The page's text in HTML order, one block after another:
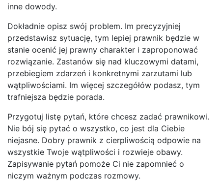
inne dowody.
Dokładnie opisz swój problem. Im precyzyjniej
przedstawisz sytuację, tym lepiej prawnik będzie w
stanie ocenić jej prawny charakter i zaproponować
rozwiązanie. Zastanów się nad kluczowymi datami,
przebiegiem zdarzeń i konkretnymi zarzutami lub
wątpliwościami. Im więcej szczegółów podasz, tym
trafniejsza będzie porada.
Przygotuj listę pytań, które chcesz zadać prawnikowi.
Nie bój się pytać o wszystko, co jest dla Ciebie
niejasne. Dobry prawnik z cierpliwością odpowie na
wszystkie Twoje wątpliwości i rozwieje obawy.
Zapisywanie pytań pomoże Ci nie zapomnieć o
niczym ważnym podczas rozmowy.